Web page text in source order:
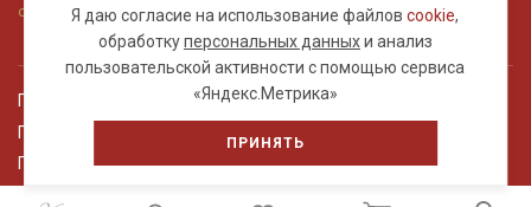
Я даю согласие на использование файловcookie,
обработкуперсональных данныхи анализ
пользовательской активности с помощью сервиса
«Яндекс.Метрика»
ПРИНЯТЬ
офертой.
Правовая информация
Политика обработки персональных данных
Пользовательское соглашение